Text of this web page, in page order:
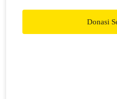
Donasi